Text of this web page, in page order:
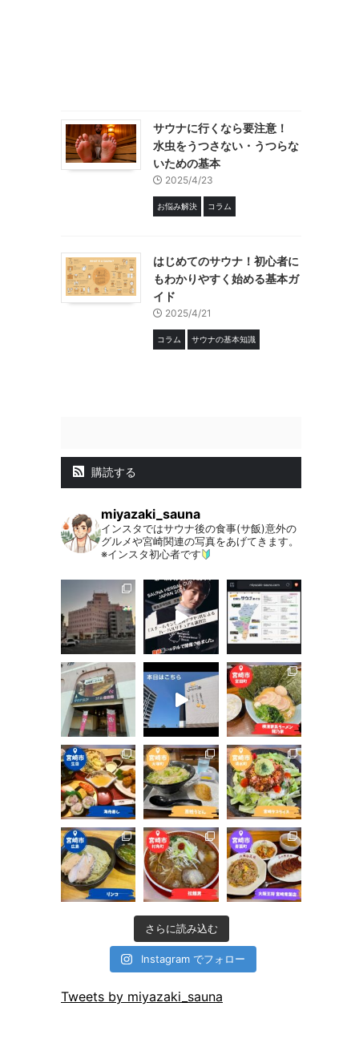
サウナに行くなら要注意！
水虫をうつさない・うつらな
いための基本
2025/4/23
お悩み解決 コラム
はじめてのサウナ！初心者に
もわかりやすく始める基本ガ
イド
2025/4/21
コラム サウナの基本知識
購読する
miyazaki_sauna
インスタではサウナ後の食事(サ飯)意外の
グルメや宮崎関連の写真をあげてきます。
※インスタ初心者です
さらに読み込む
Instagram でフォロー
Tweets by miyazaki_sauna